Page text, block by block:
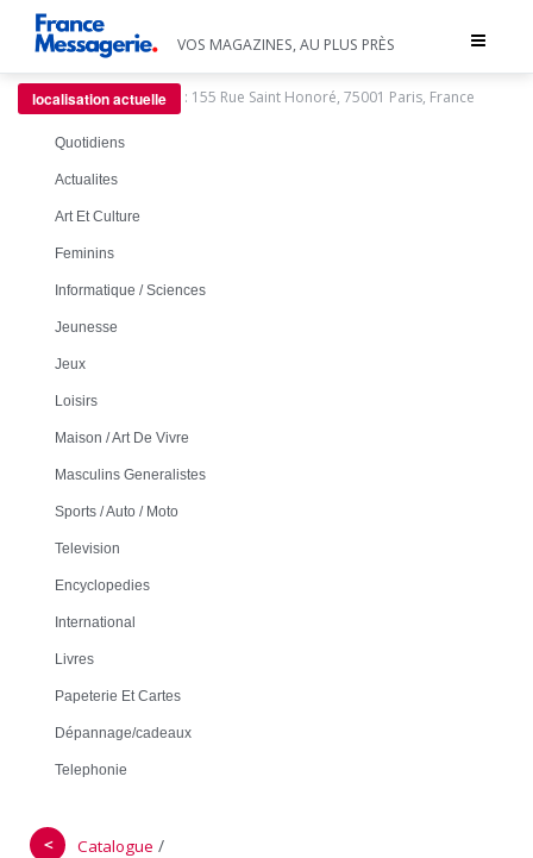
Toggle
VOS MAGAZINES, AU PLUS PRÈS
localisation actuelle : 155 Rue Saint Honoré, 75001 Paris, France
Quotidiens
Actualites
Art Et Culture
Feminins
Informatique / Sciences
Jeunesse
Jeux
Loisirs
Maison / Art De Vivre
Masculins Generalistes
Sports / Auto / Moto
Television
Encyclopedies
International
Livres
Papeterie Et Cartes
Dépannage/cadeaux
Telephonie
＜ Catalogue /